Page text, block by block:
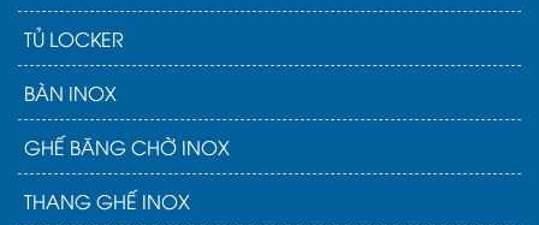
TỦ LOCKER
BÀN INOX
GHẾ BĂNG CHỜ INOX
THANG GHẾ INOX